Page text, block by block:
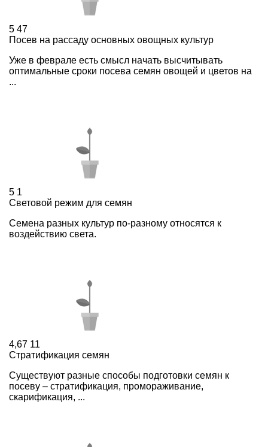
5 47
Посев на рассаду основных овощных культур
Уже в феврале есть смысл начать высчитывать
оптимальные сроки посева семян овощей и цветов на
...
5 1
Световой режим для семян
Семена разных культур по-разному относятся к
воздействию света.
4,67 11
Стратификация семян
Существуют разные способы подготовки семян к
посеву – стратификация, промораживание,
скарификация, ...